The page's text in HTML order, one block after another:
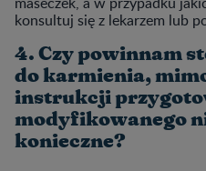
konsultuj się z lekarzem lub
4. Czy powinnam
do karmienia,
instrukcji
modyfikowanego
konieczne?